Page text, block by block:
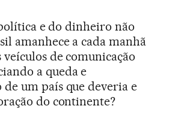
e do dinheiro não
amanhece a cada manhã
de comunicação
a queda e
um país que deveria e
do continente?